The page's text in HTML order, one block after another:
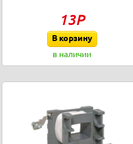
13Р
В корзину
в наличии